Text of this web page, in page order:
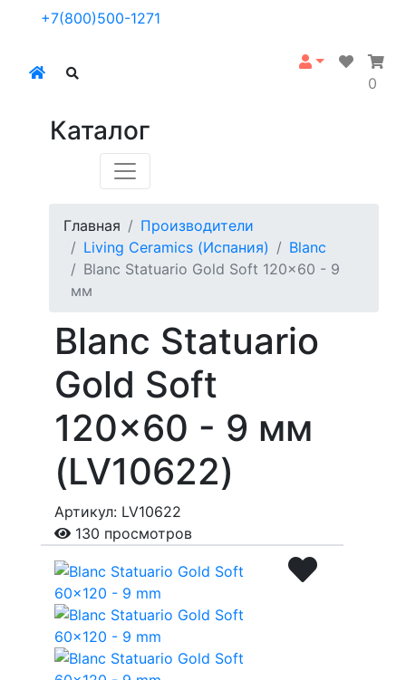
+7(800)500-1271
0
Каталог
Главная
Производители
Living Ceramics (Испания)
Blanc
Blanc Statuario Gold Soft 120x60 - 9
мм
Blanc Statuario
Gold Soft
120x60 - 9 мм
(LV10622)
Артикул: LV10622
130 просмотров